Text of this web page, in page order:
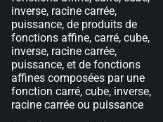
inverse, racine carrée,
puissance, de produits de
fonctions affine, carré, cube,
inverse, racine carrée,
puissance, et de fonctions
affines composées par une
fonction carré, cube, inverse,
racine carrée ou puissance